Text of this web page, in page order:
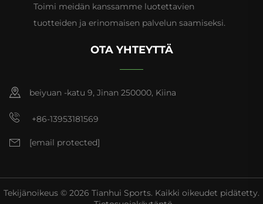
Toimi meidän kanssamme luotettavien
tuotteiden ja erinomaisen palvelun saamiseksi.
OTA YHTEYTTÄ
beiyuan -katu 9, Jinan 250000, Kiina
+86-13953181569
[email protected]
Tekijänoikeus © 2026 Tianhui Sports. Kaikki oikeudet pidätetty.